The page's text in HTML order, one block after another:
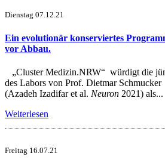
Dienstag 07.12.21
Ein evolutionär konserviertes
vor Abbau.
„Cluster Medizin.NRW“ würdigt die
des Labors von Prof. Dietmar Schmucker
(Azadeh Izadifar et al. Neuron 2021) als...
Weiterlesen
Freitag 16.07.21